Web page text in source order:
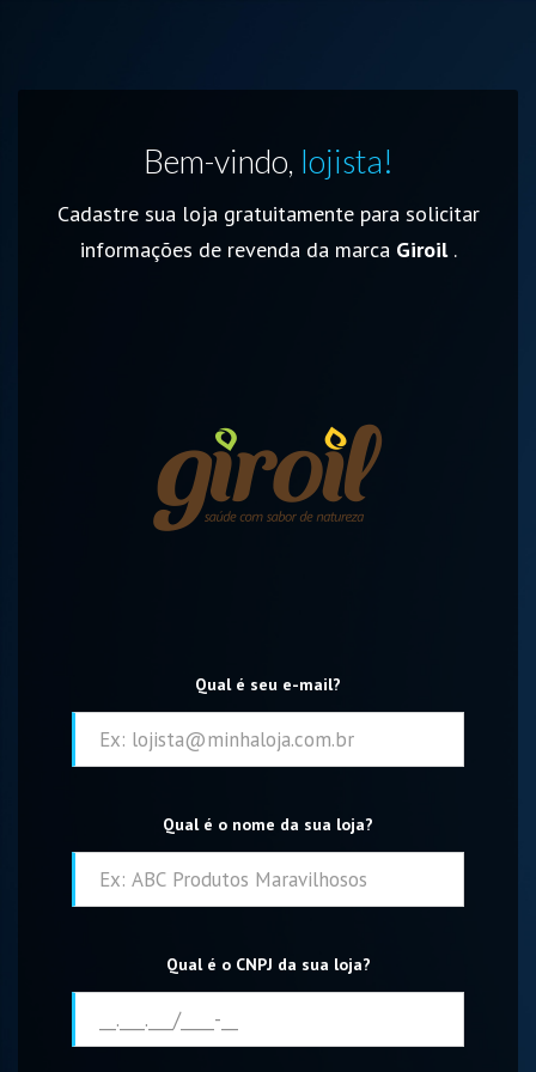
Bem-vindo, lojista!
Cadastre sua loja gratuitamente para solicitar
informações de revenda da marca Giroil .
Qual é seu e-mail?
Qual é o nome da sua loja?
Qual é o CNPJ da sua loja?